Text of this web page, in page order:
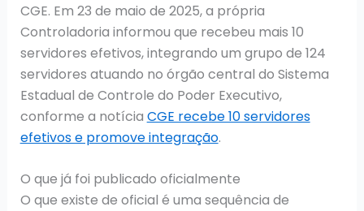
CGE. Em 23 de maio de 2025, a própria
Controladoria informou que recebeu mais 10
servidores efetivos, integrando um grupo de 124
servidores atuando no órgão central do Sistema
Estadual de Controle do Poder Executivo,
conforme a notícia CGE recebe 10 servidores
efetivos e promove integração.
O que já foi publicado oficialmente
O que existe de oficial é uma sequência de